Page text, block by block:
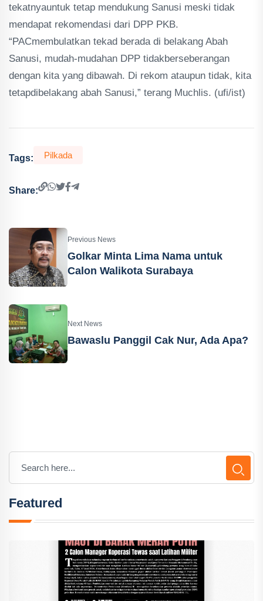
tekatnyauntuk tetap mendukung Sanusi meski tidak
mendapat rekomendasi dari DPP PKB.
“PACmembulatkan tekad berada di belakang Abah
Sanusi, mudah-mudahan DPP tidakberseberangan
dengan kita yang dibawah. Di rekom ataupun tidak, kita
tetapdibelakang abah Sanusi,” terang Muchlis. (ufi/ist)
Tags: Pilkada
Share:
Previous News
Golkar Minta Lima Nama untuk
Calon Walikota Surabaya
Next News
Bawaslu Panggil Cak Nur, Ada Apa?
Featured